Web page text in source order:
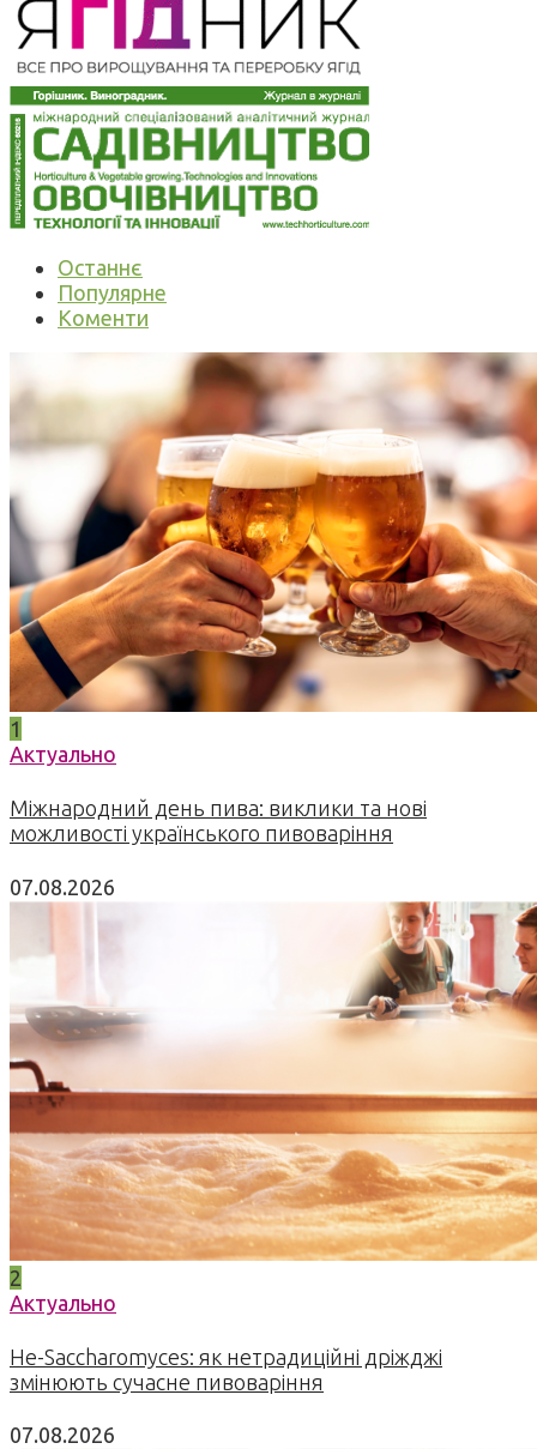
Останнє
Популярне
Коменти
1
Актуально
Міжнародний день пива: виклики та нові
можливості українського пивоваріння
07.08.2026
2
Актуально
Не-Saccharomyces: як нетрадиційні дріжджі
змінюють сучасне пивоваріння
07.08.2026